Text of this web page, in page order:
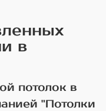
в
потолок в
"Потолки